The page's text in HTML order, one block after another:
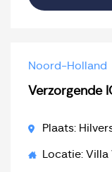
Noord-Holland
Verzorgende
Plaats:
Locatie: Villa